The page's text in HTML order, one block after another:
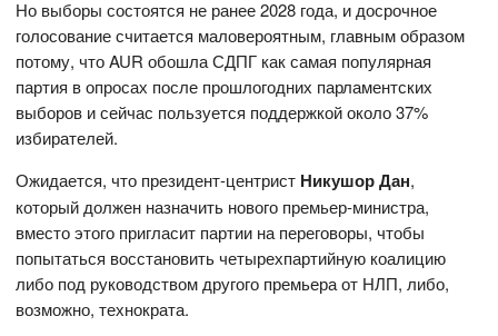
Но выборы состоятся не ранее 2028 года, и досрочное
голосование считается маловероятным, главным образом
потому, что AUR обошла СДПГ как самая популярная
партия в опросах после прошлогодних парламентских
выборов и сейчас пользуется поддержкой около 37%
избирателей.
Ожидается, что президент-центрист Никушор Дан,
который должен назначить нового премьер-министра,
вместо этого пригласит партии на переговоры, чтобы
попытаться восстановить четырехпартийную коалицию
либо под руководством другого премьера от НЛП, либо,
возможно, технократа.